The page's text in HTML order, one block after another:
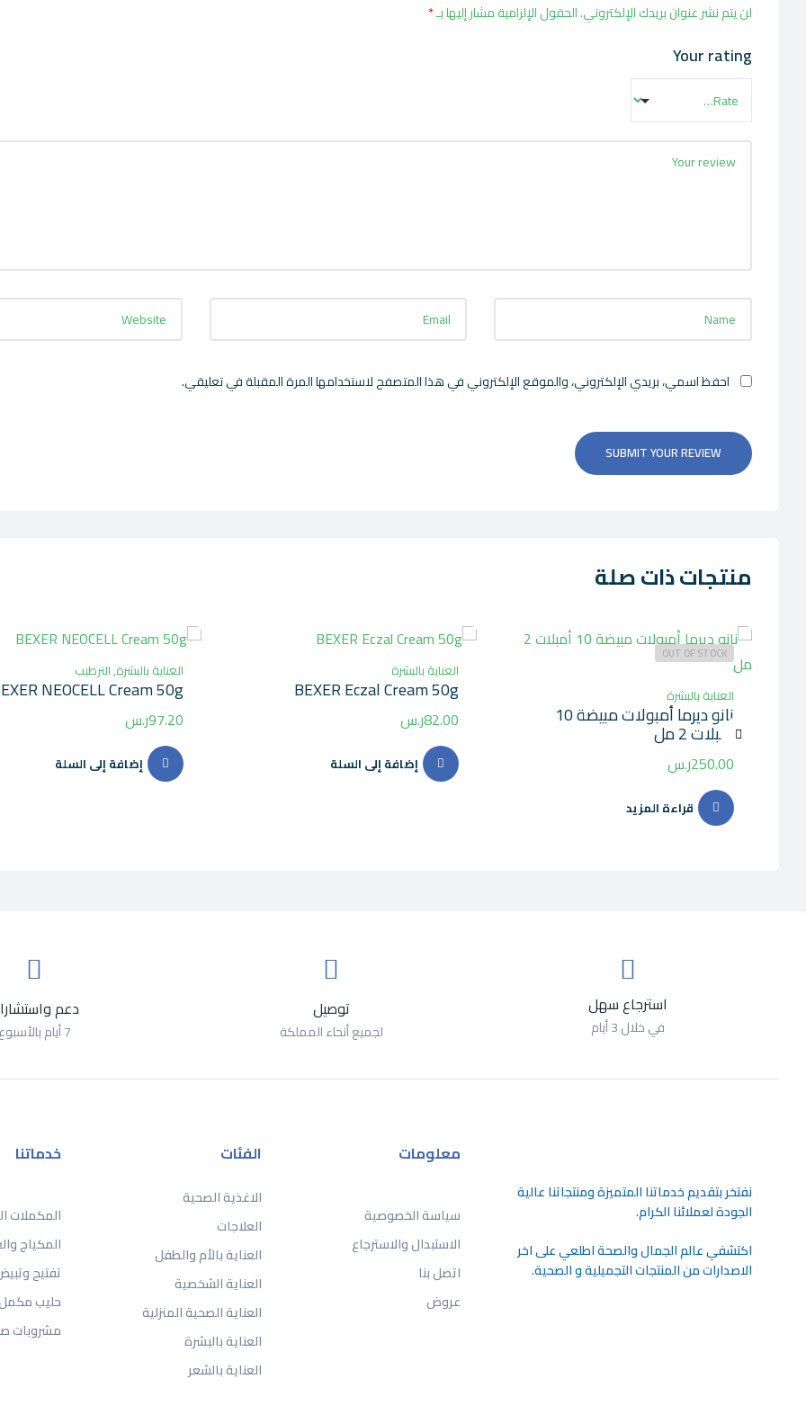
لن يتم نشر عنوان بريدك الإلكتروني.الحقول الإلزامية مشار إليها بـ*
Your rating
احفظ اسمي، بريدي الإلكتروني، والموقع الإلكتروني في هذا المتصفح لاستخدامها المرة المقبلة في تعليقي.
SUBMIT YOUR REVIEW
منتجات ذات صلة
OUT OF STOCK
العناية بالبشرة
نانو ديرما أمبولات مبيضة 10
أمبلات 2 مل
250.00ر.س
قراءة المزيد
العناية بالبشرة
BEXER Eczal Cream 50g
82.00ر.س
إضافة إلى السلة
العناية بالبشرة,الترطيب
NEOCELL Cream 50g
97.20ر.س
إضافة إلى السلة
استرجاع سهل
في خلال 3 أيام
توصيل
لجميع أنحاء المملكة
دعم
7 أيام بالأسبوع
ﻧﻔﺘﺨﺮ ﺑﺘﻘﺪﻳﻢ ﺧﺪﻣﺎﺗﻨﺎ اﻟﻤﺘﻤﻴﺰة وﻣﻨﺘﺠﺎﺗﻨﺎ ﻋﺎﻟﻴﺔ
اﻟﺠﻮدة ﻟﻌﻤﻼﺋﻨﺎ اﻟﻜﺮام.
اكتشفي عالم الجمال والصحة اطلعي على اخر
الاصدارات من المنتجات التجميلية و الصحية.
معلومات
سياسة الخصوصية
الاستبدال والاسترجاع
اتصل بنا
عروض
الفئات
الاغذية الصحية
العلاجات
العناية بالأم والطفل
العناية الشخصية
العناية الصحية المنزلية
العناية بالبشرة
العناية بالشعر
خدماتنا
المكملات
المكياج
تفتيح
حليب
مشروبات